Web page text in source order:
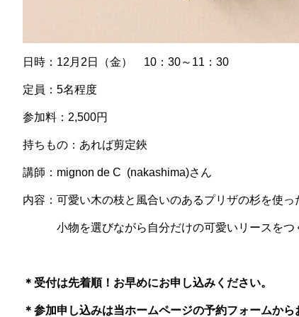
日時：12月2日（金） 10：30～11：30
定員：5名程度
参加料：2,500円
持ちもの：あれば剪定鋏
講師：mignon de C (nakashima)さん
内容：可愛い木の枝と風合いのあるプリザの杉を使っ
小物を選びながら自分だけの可愛いリースをつ
＊受付は先着順！お早めにお申し込みください。
＊参加申し込みは当ホームページの予約フォームから